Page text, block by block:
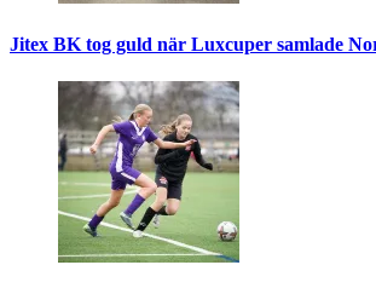
Jitex BK tog guld när Luxcuper samlade